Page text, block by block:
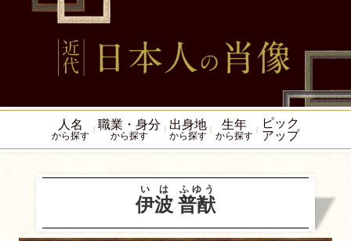
人名
から探す
職業・身分
から探す
出身地
から探す
生年
から探す
ピック
アップ
伊波
いは
普猷
ふゆう